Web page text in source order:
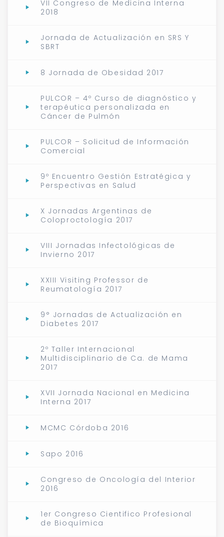
VII Congreso de Medicina Interna
2018
Jornada de Actualización en SRS Y
SBRT
8 Jornada de Obesidad 2017
PULCOR – 4º Curso de diagnóstico y
terapéutica personalizada en
Cáncer de Pulmón
PULCOR – Solicitud de Información
Comercial
9º Encuentro Gestión Estratégica y
Perspectivas en Salud
X Jornadas Argentinas de
Coloproctología 2017
VIII Jornadas Infectológicas de
Invierno 2017
XXIII Visiting Professor de
Reumatología 2017
9° Jornadas de Actualización en
Diabetes 2017
2º Taller Internacional
Multidisciplinario de Ca. de Mama
2017
XVII Jornada Nacional en Medicina
Interna 2017
MCMC Córdoba 2016
Sapo 2016
Congreso de Oncología del Interior
2016
1er Congreso Cientifico Profesional
de Bioquímica